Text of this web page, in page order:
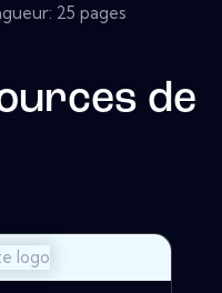
25 pages
de